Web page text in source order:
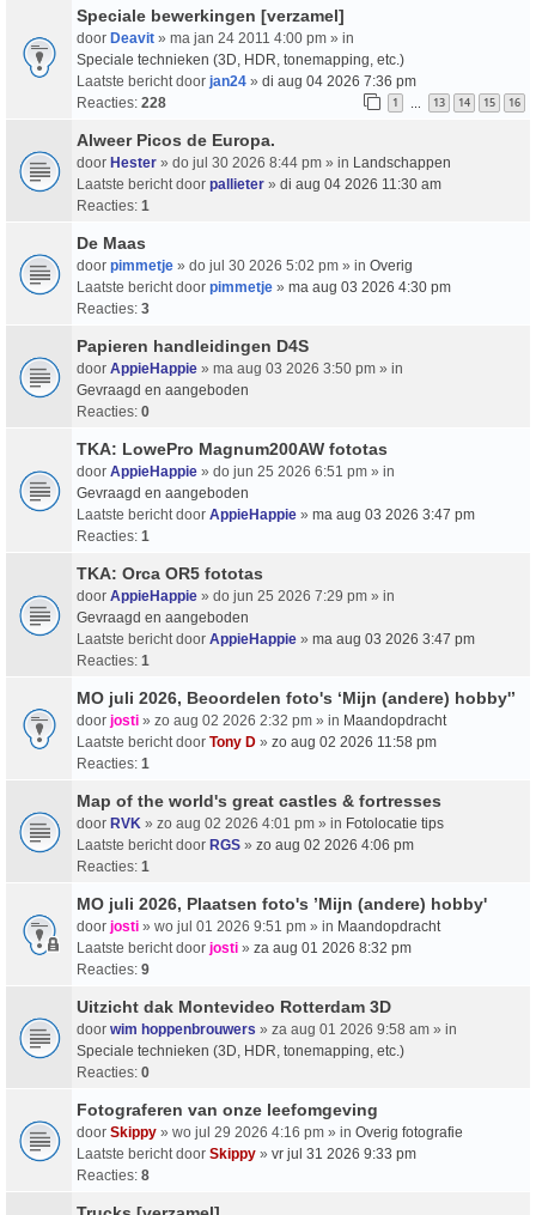
Speciale bewerkingen [verzamel]
door Deavit » ma jan 24 2011 4:00 pm » in
Speciale technieken (3D, HDR, tonemapping, etc.)
Laatste bericht door jan24 » di aug 04 2026 7:36 pm
Reacties: 228 1 … 13 14 15 16
Alweer Picos de Europa.
door Hester » do jul 30 2026 8:44 pm » in Landschappen
Laatste bericht door pallieter » di aug 04 2026 11:30 am
Reacties: 1
De Maas
door pimmetje » do jul 30 2026 5:02 pm » in Overig
Laatste bericht door pimmetje » ma aug 03 2026 4:30 pm
Reacties: 3
Papieren handleidingen D4S
door AppieHappie » ma aug 03 2026 3:50 pm » in
Gevraagd en aangeboden
Reacties: 0
TKA: LowePro Magnum200AW fototas
door AppieHappie » do jun 25 2026 6:51 pm » in
Gevraagd en aangeboden
Laatste bericht door AppieHappie » ma aug 03 2026 3:47 pm
Reacties: 1
TKA: Orca OR5 fototas
door AppieHappie » do jun 25 2026 7:29 pm » in
Gevraagd en aangeboden
Laatste bericht door AppieHappie » ma aug 03 2026 3:47 pm
Reacties: 1
MO juli 2026, Beoordelen foto's ‘Mijn (andere) hobby'’
door josti » zo aug 02 2026 2:32 pm » in Maandopdracht
Laatste bericht door Tony D » zo aug 02 2026 11:58 pm
Reacties: 1
Map of the world's great castles & fortresses
door RVK » zo aug 02 2026 4:01 pm » in Fotolocatie tips
Laatste bericht door RGS » zo aug 02 2026 4:06 pm
Reacties: 1
MO juli 2026, Plaatsen foto's ’Mijn (andere) hobby'
door josti » wo jul 01 2026 9:51 pm » in Maandopdracht
Laatste bericht door josti » za aug 01 2026 8:32 pm
Reacties: 9
Uitzicht dak Montevideo Rotterdam 3D
door wim hoppenbrouwers » za aug 01 2026 9:58 am » in
Speciale technieken (3D, HDR, tonemapping, etc.)
Reacties: 0
Fotograferen van onze leefomgeving
door Skippy » wo jul 29 2026 4:16 pm » in Overig fotografie
Laatste bericht door Skippy » vr jul 31 2026 9:33 pm
Reacties: 8